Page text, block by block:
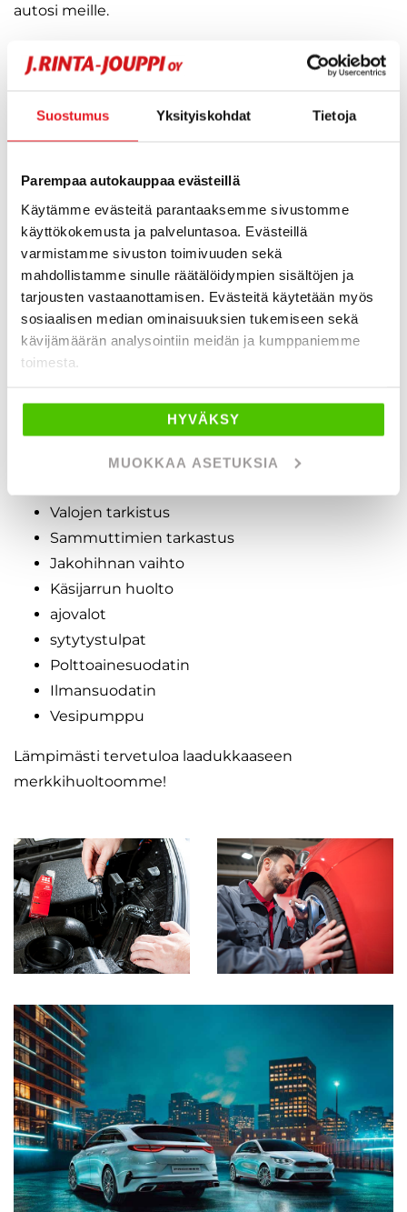
Suostumus Yksityiskohdat Tietoja
Parempaa autokauppaa evästeillä
Käytämme evästeitä parantaaksemme sivustomme
käyttökokemusta ja palveluntasoa. Evästeillä
varmistamme sivuston toimivuuden sekä
mahdollistamme sinulle räätälöidympien sisältöjen ja
tarjousten vastaanottamisen. Evästeitä käytetään myös
sosiaalisen median ominaisuuksien tukemiseen sekä
kävijämäärän analysointiin meidän ja kumppaniemme
toimesta.
HYVÄKSY
MUOKKAA ASETUKSIA
autosi meille.
J. Rinta-Joupin Kia Ceed -huolto hoitaa mm.:
Vauriokorjaukset
Kolarikorjaukset
Kosteusvauriokorjaukset
Sähköjärjestelmän toimivuus
Kaasujärjestelmän toimivuus
Akselisto
Jarrupalat
Pesu ja vahaus
Lisävarusteiden asennus
Valojen tarkistus
Sammuttimien tarkastus
Jakohihnan vaihto
Käsijarrun huolto
ajovalot
sytytystulpat
Polttoainesuodatin
Ilmansuodatin
Vesipumppu
Lämpimästi tervetuloa laadukkaaseen
merkkihuoltoomme!